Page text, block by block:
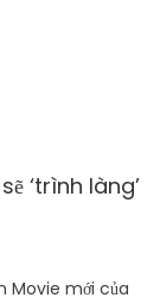
‘trình làng’
Movie mới của